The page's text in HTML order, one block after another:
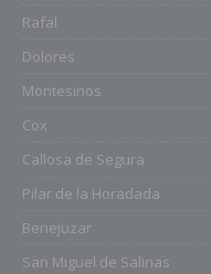
Rafal
Dolores
Montesinos
Cox
Callosa de Segura
Pilar de la Horadada
Benejuzar
San Miguel de Salinas